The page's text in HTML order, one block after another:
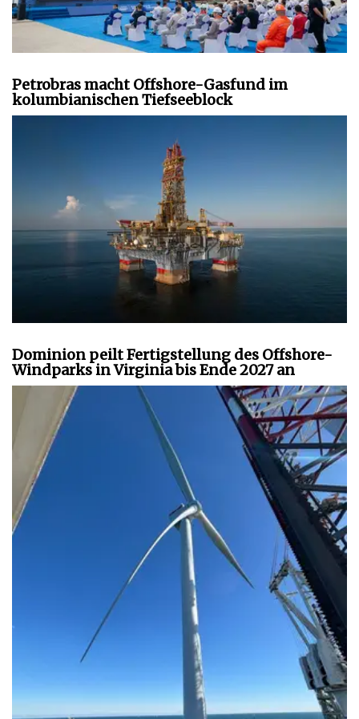
Petrobras macht Offshore-Gasfund im
kolumbianischen Tiefseeblock
Dominion peilt Fertigstellung des Offshore-
Windparks in Virginia bis Ende 2027 an